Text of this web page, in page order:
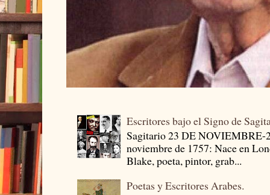
Escritores bajo el Signo de
Sagitario 23 DE
noviembre de 1757: Nace en
Blake, poeta, pintor, grab...
Poetas y Escritores Arabes.